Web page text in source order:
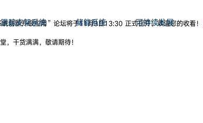
跟踪支架系统 储能系统 可持续发展
创新升级应用”论坛将于11月3日13:30 正式召开，欢迎您的收看！
干货满满，敬请期待！